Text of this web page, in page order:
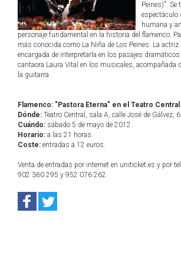
Peines)". Se
espectáculo
humana y
personaje fundamental en la historia del flamenco:
más conocida como La Niña de Los Peines. La actriz
encargada de interpretarla en los pasajes
cantaora Laura Vital en los musicales, acompañada
la guitarra.
Flamenco: "Pastora Eterna" en el Teatro
Dónde: Teatro Central, sala A, calle José de Gálvez,
Cuándo: sábado 5 de mayo de 2012.
Horario: a las 21 horas.
Coste: entradas a 12 euros.
Venta de entradas por internet en uniticket.es y por
902 360 295 y 952 076 262.